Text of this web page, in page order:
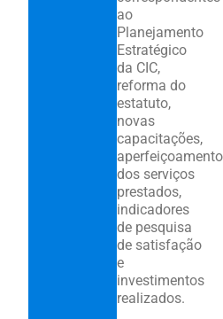
ao
Planejamento
Estratégico
da CIC,
reforma do
estatuto,
novas
capacitações,
aperfeiçoamento
dos serviços
prestados,
indicadores
de pesquisa
de satisfação
e
investimentos
realizados.